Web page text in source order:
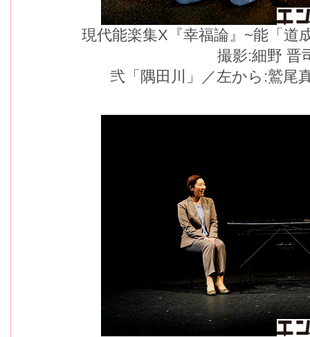
現代能楽集X『幸福論』~能「道
撮影:細野 晋
弐「隅田川」／左から:鷲尾